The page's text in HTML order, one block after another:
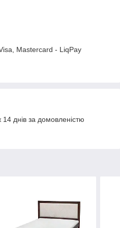
Mastercard - LiqPay
днів за домовленістю